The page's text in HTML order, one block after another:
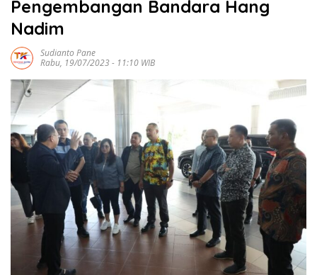
Pengembangan Bandara Hang
Nadim
Sudianto Pane
Rabu, 19/07/2023 - 11:10 WIB